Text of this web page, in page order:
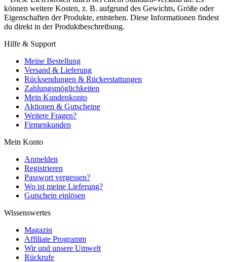
können weitere Kosten, z. B. aufgrund des Gewichts, Größe oder
Eigenschaften der Produkte, entstehen. Diese Informationen findest
du direkt in der Produktbeschreibung.
Hilfe & Support
Meine Bestellung
Versand & Lieferung
Rücksendungen & Rückerstattungen
Zahlungsmöglichkeiten
Mein Kundenkonto
Aktionen & Gutscheine
Weitere Fragen?
Firmenkunden
Mein Konto
Anmelden
Registrieren
Passwort vergessen?
Wo ist meine Lieferung?
Gutschein einlösen
Wissenswertes
Magazin
Affiliate Programm
Wir und unsere Umwelt
Rückrufe